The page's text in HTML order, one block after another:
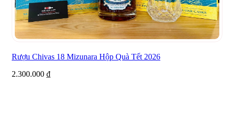
Rượu Chivas 18 Mizunara Hộp Quà Tết 2026
2.300.000 ₫